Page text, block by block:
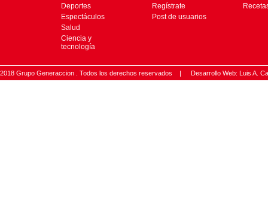
Deportes
Espectáculos
Salud
Ciencia y
tecnología
Regístrate
Post de usuarios
2018 Grupo Generaccion . Todos los derechos reservados | Desarrollo Web: Luis